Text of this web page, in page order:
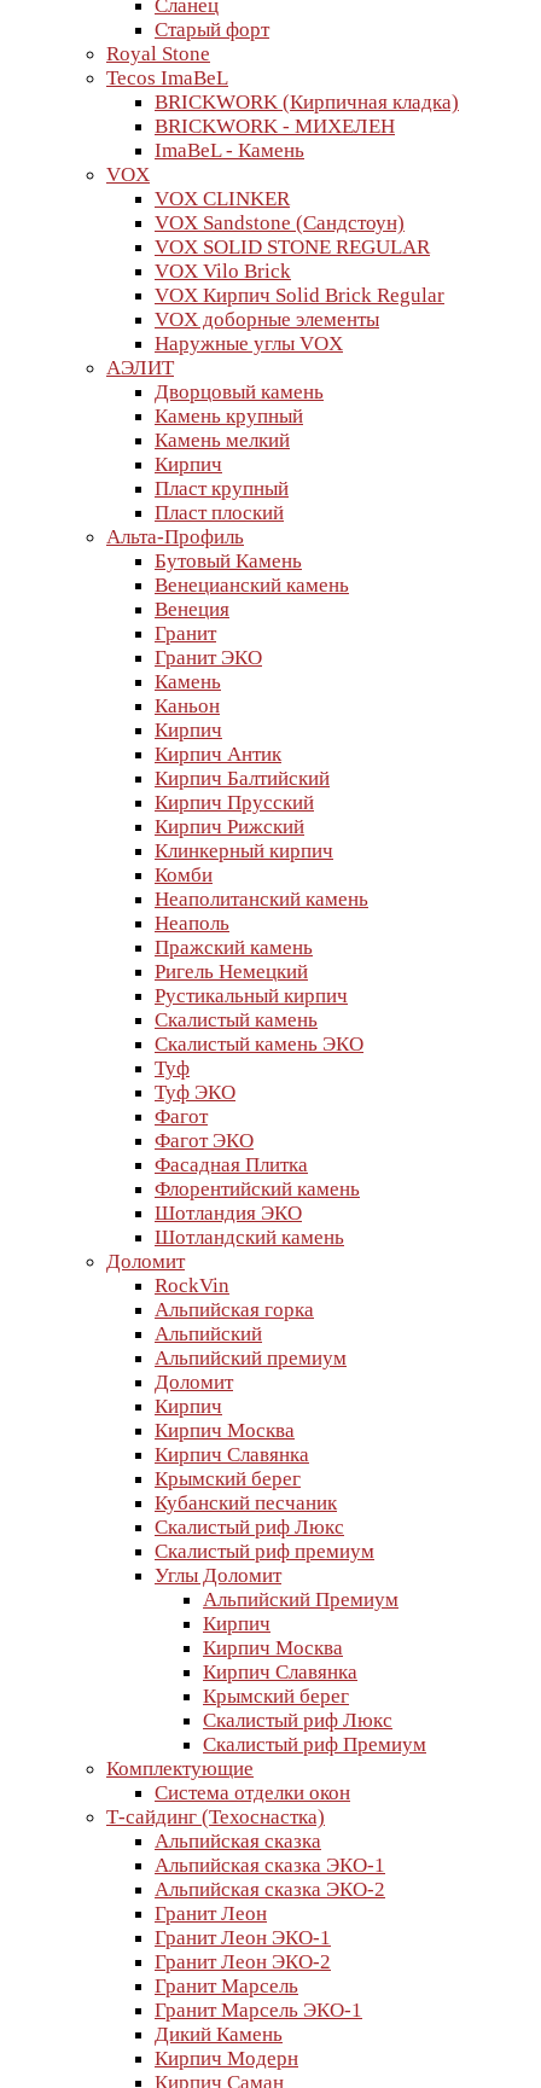
Сланец
Старый форт
Royal Stone
Tecos ImaBeL
BRICKWORK (Кирпичная кладка)
BRICKWORK - МИХЕЛЕН
ImaBeL - Камень
VOX
VOX CLINKER
VOX Sandstone (Сандстоун)
VOX SOLID STONE REGULAR
VOX Vilo Brick
VOX Кирпич Solid Brick Regular
VOX доборные элементы
Наружные углы VOX
АЭЛИТ
Дворцовый камень
Камень крупный
Камень мелкий
Кирпич
Пласт крупный
Пласт плоский
Альта-Профиль
Бутовый Камень
Венецианский камень
Венеция
Гранит
Гранит ЭКО
Камень
Каньон
Кирпич
Кирпич Антик
Кирпич Балтийский
Кирпич Прусский
Кирпич Рижский
Клинкерный кирпич
Комби
Неаполитанский камень
Неаполь
Пражский камень
Ригель Немецкий
Рустикальный кирпич
Скалистый камень
Скалистый камень ЭКО
Туф
Туф ЭКО
Фагот
Фагот ЭКО
Фасадная Плитка
Флорентийский камень
Шотландия ЭКО
Шотландский камень
Доломит
RockVin
Альпийская горка
Альпийский
Альпийский премиум
Доломит
Кирпич
Кирпич Москва
Кирпич Славянка
Крымский берег
Кубанский песчаник
Скалистый риф Люкс
Скалистый риф премиум
Углы Доломит
Альпийский Премиум
Кирпич
Кирпич Москва
Кирпич Славянка
Крымский берег
Скалистый риф Люкс
Скалистый риф Премиум
Комплектующие
Система отделки окон
Т-сайдинг (Техоснастка)
Альпийская сказка
Альпийская сказка ЭКО-1
Альпийская сказка ЭКО-2
Гранит Леон
Гранит Леон ЭКО-1
Гранит Леон ЭКО-2
Гранит Марсель
Гранит Марсель ЭКО-1
Дикий Камень
Кирпич Модерн
Кирпич Саман